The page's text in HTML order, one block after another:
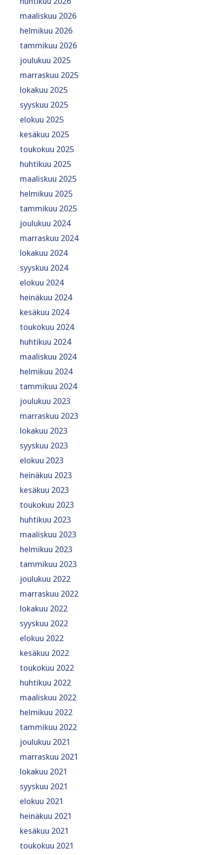
maaliskuu 2026
helmikuu 2026
tammikuu 2026
joulukuu 2025
marraskuu 2025
lokakuu 2025
syyskuu 2025
elokuu 2025
kesäkuu 2025
toukokuu 2025
huhtikuu 2025
maaliskuu 2025
helmikuu 2025
tammikuu 2025
joulukuu 2024
marraskuu 2024
lokakuu 2024
syyskuu 2024
elokuu 2024
heinäkuu 2024
kesäkuu 2024
toukokuu 2024
huhtikuu 2024
maaliskuu 2024
helmikuu 2024
tammikuu 2024
joulukuu 2023
marraskuu 2023
lokakuu 2023
syyskuu 2023
elokuu 2023
heinäkuu 2023
kesäkuu 2023
toukokuu 2023
huhtikuu 2023
maaliskuu 2023
helmikuu 2023
tammikuu 2023
joulukuu 2022
marraskuu 2022
lokakuu 2022
syyskuu 2022
elokuu 2022
kesäkuu 2022
toukokuu 2022
huhtikuu 2022
maaliskuu 2022
helmikuu 2022
tammikuu 2022
joulukuu 2021
marraskuu 2021
lokakuu 2021
syyskuu 2021
elokuu 2021
heinäkuu 2021
kesäkuu 2021
toukokuu 2021